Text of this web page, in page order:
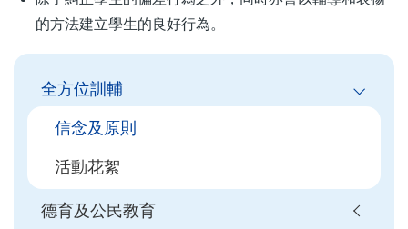
的方法建立學生的良好行為。
Main
navigation
全方位訓輔
信念及原則
活動花絮
德育及公民教育